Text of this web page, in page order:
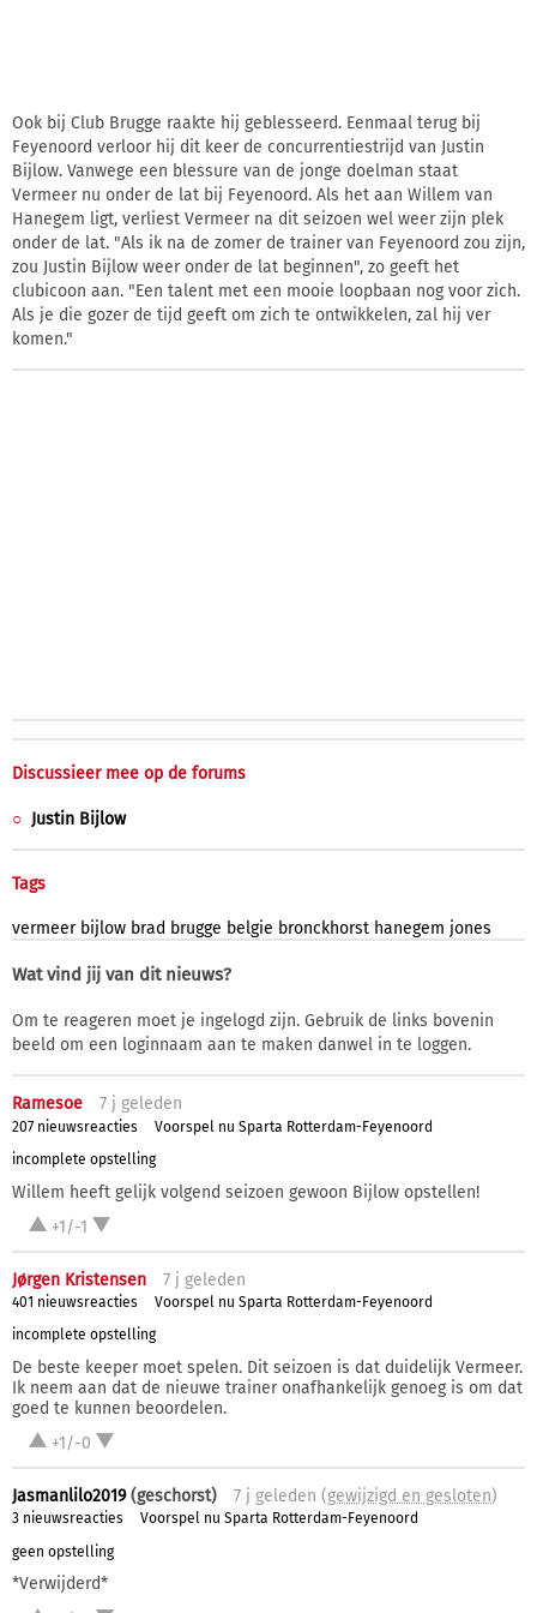
Ook bij Club Brugge raakte hij geblesseerd. Eenmaal terug bij
Feyenoord verloor hij dit keer de concurrentiestrijd van Justin
Bijlow. Vanwege een blessure van de jonge doelman staat
Vermeer nu onder de lat bij Feyenoord. Als het aan Willem van
Hanegem ligt, verliest Vermeer na dit seizoen wel weer zijn plek
onder de lat. "Als ik na de zomer de trainer van Feyenoord zou zijn,
zou Justin Bijlow weer onder de lat beginnen", zo geeft het
clubicoon aan. "Een talent met een mooie loopbaan nog voor zich.
Als je die gozer de tijd geeft om zich te ontwikkelen, zal hij ver
komen."
Discussieer mee op de forums
Justin Bijlow
Tags
vermeer bijlow brad brugge belgie bronckhorst hanegem jones
Wat vind jij van dit nieuws?
Om te reageren moet je ingelogd zijn. Gebruik de links bovenin
beeld om een loginnaam aan te maken danwel in te loggen.
Ramesoe 7 j geleden
207 nieuwsreacties
Voorspel nu Sparta Rotterdam-Feyenoord
incomplete opstelling
Willem heeft gelijk volgend seizoen gewoon Bijlow opstellen!
+1/-1
Jørgen Kristensen 7 j geleden
401 nieuwsreacties
Voorspel nu Sparta Rotterdam-Feyenoord
incomplete opstelling
De beste keeper moet spelen. Dit seizoen is dat duidelijk Vermeer.
Ik neem aan dat de nieuwe trainer onafhankelijk genoeg is om dat
goed te kunnen beoordelen.
+1/-0
Jasmanlilo2019(geschorst) 7 j geleden (gewijzigd en gesloten)
3 nieuwsreacties
Voorspel nu Sparta Rotterdam-Feyenoord
geen opstelling
*Verwijderd*